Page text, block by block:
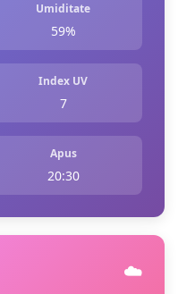
Umiditate
59%
Index UV
7
Apus
20:30
☁️